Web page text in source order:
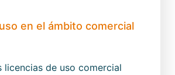
en el ámbito comercial
licencias de uso comercial